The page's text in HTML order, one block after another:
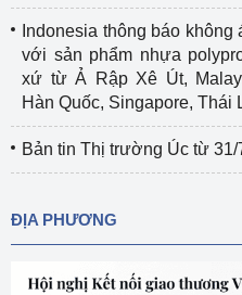
Indonesia thông báo
với sản phẩm nhựa
xứ từ Ả Rập Xê Út,
Hàn Quốc, Singapore, Thái
Bản tin Thị trường Úc từ 31/
ĐỊA PHƯƠNG